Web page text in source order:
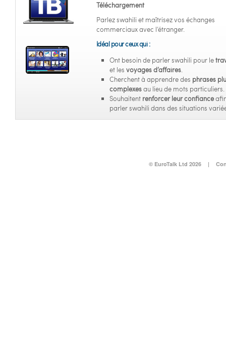
Téléchargement
Parlez swahili et maîtrisez vos échanges
commerciaux avec l’étranger.
Idéal pour ceux qui :
Ont besoin de parler swahili pour le
et les voyages d’affaires.
Cherchent à apprendre des phrases
complexesau lieu de mots particuliers.
Souhaitent renforcer leur confiance
parler swahili dans des situations
© EuroTalk Ltd 2026 |